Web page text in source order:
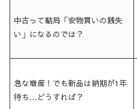
中古って結局「安物買いの銭失
い」になるのでは？
急な増産！でも新品は納期が1年
待ち…どうすれば？